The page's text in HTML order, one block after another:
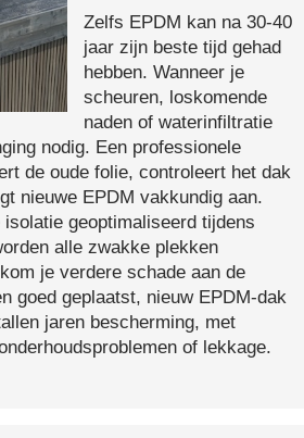
Zelfs EPDM kan na 30-40
jaar zijn beste tijd gehad
hebben. Wanneer je
scheuren, loskomende
naden of waterinfiltratie
nodig. Een professionele
de oude folie, controleert het dak
nieuwe EPDM vakkundig aan.
geoptimaliseerd tijdens
alle zwakke plekken
je verdere schade aan de
goed geplaatst, nieuw EPDM-dak
jaren bescherming, met
of lekkage.